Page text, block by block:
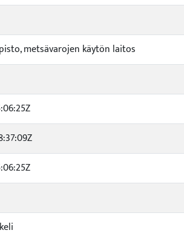
metsävarojen käytön laitos